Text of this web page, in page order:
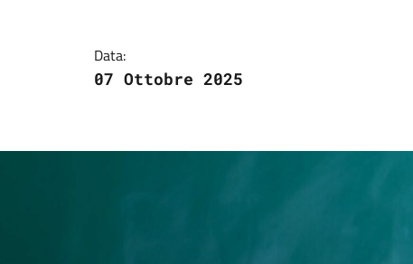
Data:
07 Ottobre 2025